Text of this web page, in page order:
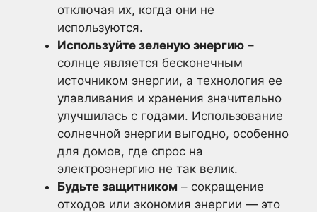
отключая их, когда они не
используются.
Используйте зеленую энергию –
солнце является бесконечным
источником энергии, а технология ее
улавливания и хранения значительно
улучшилась с годами. Использование
солнечной энергии выгодно, особенно
для домов, где спрос на
электроэнергию не так велик.
Будьте защитником – сокращение
отходов или экономия энергии — это